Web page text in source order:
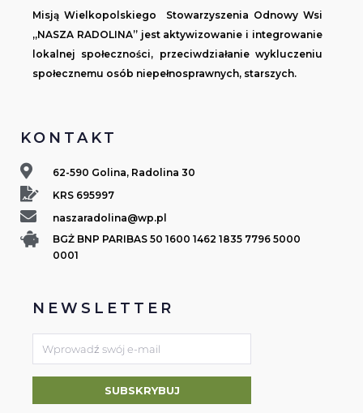
Misją Wielkopolskiego Stowarzyszenia Odnowy Wsi
„NASZA RADOLINA” jest aktywizowanie i integrowanie
lokalnej społeczności, przeciwdziałanie wykluczeniu
społecznemu osób niepełnosprawnych, starszych.
KONTAKT
62-590 Golina, Radolina 30
KRS 695997
naszaradolina@wp.pl
BGŻ BNP PARIBAS 50 1600 1462 1835 7796 5000
0001
NEWSLETTER
SUBSKRYBUJ